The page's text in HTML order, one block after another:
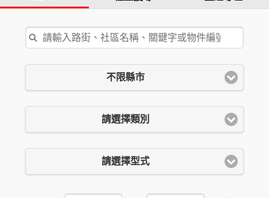
不限縣市
請選擇類別
請選擇型式